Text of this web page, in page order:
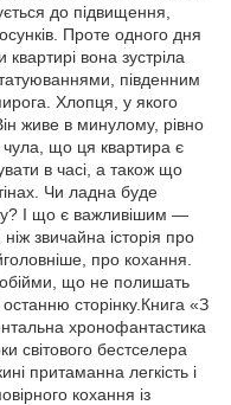
до підвищення,
Проте одного дня
квартирі вона зустріла
південним
Хлопця, у якого
живе в минулому, рівно
чула, що ця квартира є
в часі, а також що
Чи ладна буде
І що є важливішим —
звичайна історія про
про кохання.
обійми, що не полишать
сторінку.Книга «З
хронофантастика
світового бестселера
притаманна легкість і
кохання із